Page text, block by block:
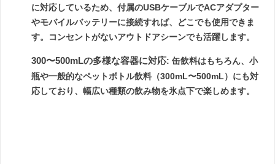
に対応しているため、付属のUSBケーブルでACアダプター
やモバイルバッテリーに接続すれば、どこでも使用できま
す。コンセントがないアウトドアシーンでも活躍します。
300〜500mLの多様な容器に対応: 缶飲料はもちろん、小
瓶や一般的なペットボトル飲料（300mL〜500mL）にも対
応しており、幅広い種類の飲み物を氷点下で楽しめます。